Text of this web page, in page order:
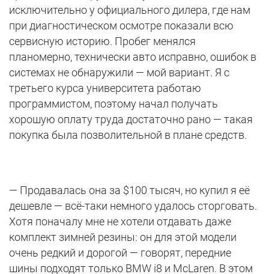
исключительно у официального дилера, где нам
при диагностическом осмотре показали всю
сервисную историю. Пробег менялся
планомерно, технически авто исправно, ошибок в
системах не обнаружили — мой вариант. Я с
третьего курса университета работаю
программистом, поэтому начал получать
хорошую оплату труда достаточно рано — такая
покупка была позволительной в плане средств.
— Продавалась она за $100 тысяч, но купил я её
дешевле — всё-таки немного удалось сторговать.
Хотя поначалу мне не хотели отдавать даже
комплект зимней резины: он для этой модели
очень редкий и дорогой — говорят, передние
шины подходят только BMW i8 и McLaren. В этом